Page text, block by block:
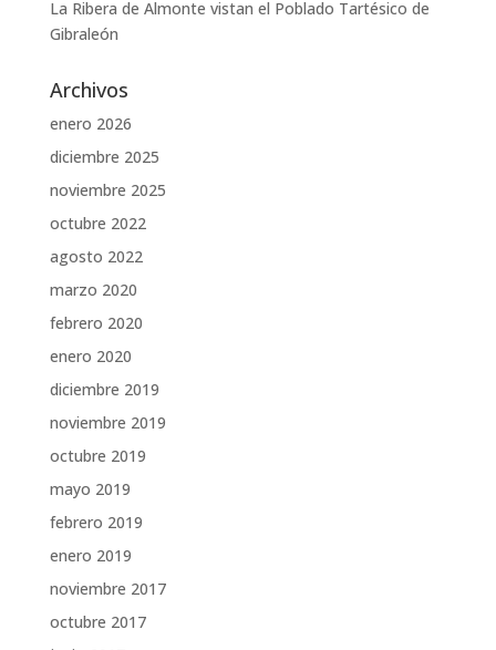
La Ribera de Almonte vistan el Poblado Tartésico de
Gibraleón
Archivos
enero 2026
diciembre 2025
noviembre 2025
octubre 2022
agosto 2022
marzo 2020
febrero 2020
enero 2020
diciembre 2019
noviembre 2019
octubre 2019
mayo 2019
febrero 2019
enero 2019
noviembre 2017
octubre 2017